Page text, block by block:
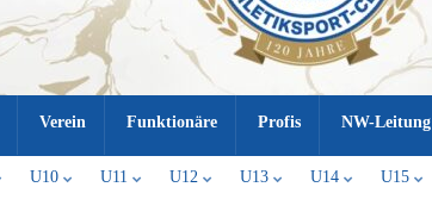
Verein Funktionäre Profis NW-Leitung
U10 U11 U12 U13 U14 U15